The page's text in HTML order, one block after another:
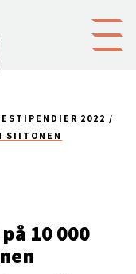
2022
SIITONEN
10 000